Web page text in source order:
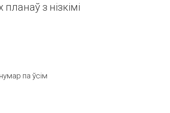
з нізкімі
па ўсім